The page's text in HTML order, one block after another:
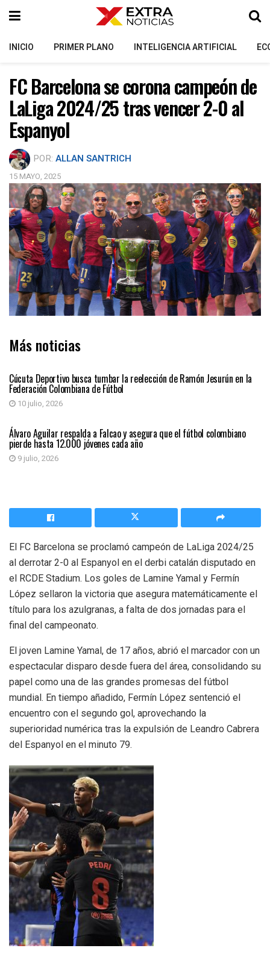
INICIO PRIMER PLANO INTELIGENCIA ARTIFICIAL
FC Barcelona se corona campeón de
LaLiga 2024/25 tras vencer 2-0 al
Espanyol
POR: ALLAN SANTRICH
15 MAYO, 2025
Más noticias
Cúcuta Deportivo busca tumbar la reelección de Ramón Jesurún en la
Federación Colombiana de Fútbol
10 julio, 2026
DEPORTES
Álvaro Aguilar respalda a Falcao y asegura que el fútbol colombiano
pierde hasta 12.000 jóvenes cada año
9 julio, 2026
El FC Barcelona se proclamó campeón de LaLiga 2024/25
al derrotar 2-0 al Espanyol en el derbi catalán disputado en
el RCDE Stadium. Los goles de Lamine Yamal y Fermín
López sellaron la victoria que asegura matemáticamente el
título para los azulgranas, a falta de dos jornadas para el
final del campeonato.
El joven Lamine Yamal, de 17 años, abrió el marcador con un
espectacular disparo desde fuera del área, consolidando su
papel como una de las grandes promesas del fútbol
mundial. En tiempo añadido, Fermín López sentenció el
encuentro con el segundo gol, aprovechando la
superioridad numérica tras la expulsión de Leandro Cabrera
del Espanyol en el minuto 79.